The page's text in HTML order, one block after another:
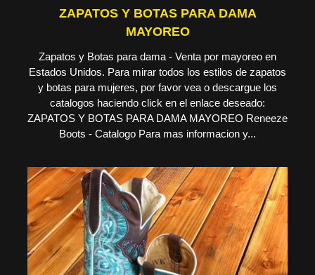
ZAPATOS Y BOTAS PARA DAMA
MAYOREO
Zapatos y Botas para dama - Venta por mayoreo en
Estados Unidos. Para mirar todos los estilos de zapatos
y botas para mujeres, por favor vea o descargue los
catalogos haciendo click en el enlace deseado:
ZAPATOS Y BOTAS PARA DAMA MAYOREO Reneeze
Boots - Catalogo Para mas informacion y...